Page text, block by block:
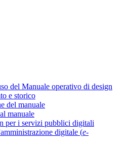
del Manuale operativo di design
e storico
del manuale
manuale
per i servizi pubblici digitali
digitale (e-